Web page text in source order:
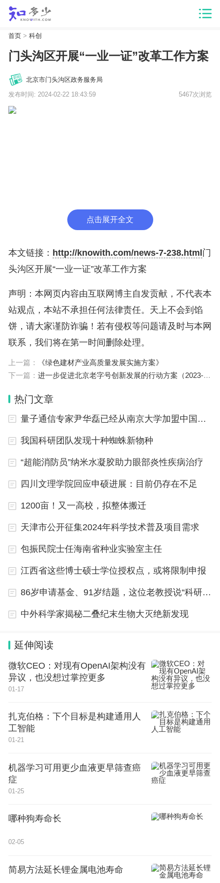
首页> 科创
门头沟区开展“一业一证”改革工作方案
北京市门头沟区政务服务局
发布时间: 2024-02-22 18:43:59 5467次浏览
点击展开全文
本文链接： http://knowith.com/news-7-238.html 门
头沟区开展“一业一证”改革工作方案
声明：本网页内容由互联网博主自发贡献，不代表本
站观点，本站不承担任何法律责任。天上不会到馅
饼，请大家谨防诈骗！若有侵权等问题请及时与本网
联系，我们将在第一时间删除处理。
上一篇：
《绿色建材产业高质量发展实施方案》
下一篇： 进一步促进北京老字号创新发展的行动方案（2023-2025年）
热门文章
量子通信专家尹华磊已经从南京大学加盟中国人民大学
我国科研团队发现十种蜘蛛新物种
“超能消防员”纳米水凝胶助力眼部炎性疾病治疗
四川文理学院回应申硕进展：目前仍存在不足
1200亩！又一高校，拟整体搬迁
天津市公开征集2024年科学技术普及项目需求
包振民院士任海南省种业实验室主任
江西省这些博士硕士学位授权点，或将限制申报
86岁申请基金、91岁结题，这位老教授说“科研使人快乐”
中外科学家揭秘二叠纪末生物大灭绝新发现
延伸阅读
微软CEO：对现有OpenAI架构没有
异议，也没想过掌控更多
01-17
扎克伯格：下个目标是构建通用人
工智能
01-21
机器学习可用更少血液更早筛查癌
症
01-25
哪种狗寿命长
02-05
简易方法延长锂金属电池寿命